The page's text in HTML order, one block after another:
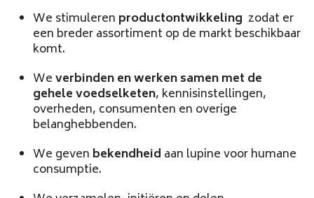
We stimuleren productontwikkeling zodat er
een breder assortiment op de markt beschikbaar
komt.
We verbinden en werken samen met de
gehele voedselketen, kennisinstellingen,
overheden, consumenten en overige
belanghebbenden.
We geven bekendheid aan lupine voor humane
consumptie.